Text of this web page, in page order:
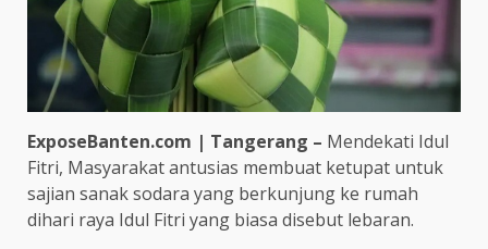
ExposeBanten.com | Tangerang – Mendekati Idul
Fitri, Masyarakat antusias membuat ketupat untuk
sajian sanak sodara yang berkunjung ke rumah
dihari raya Idul Fitri yang biasa disebut lebaran.